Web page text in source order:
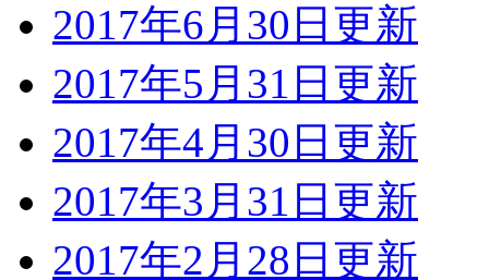
2017年6月30日更新
2017年5月31日更新
2017年4月30日更新
2017年3月31日更新
2017年2月28日更新